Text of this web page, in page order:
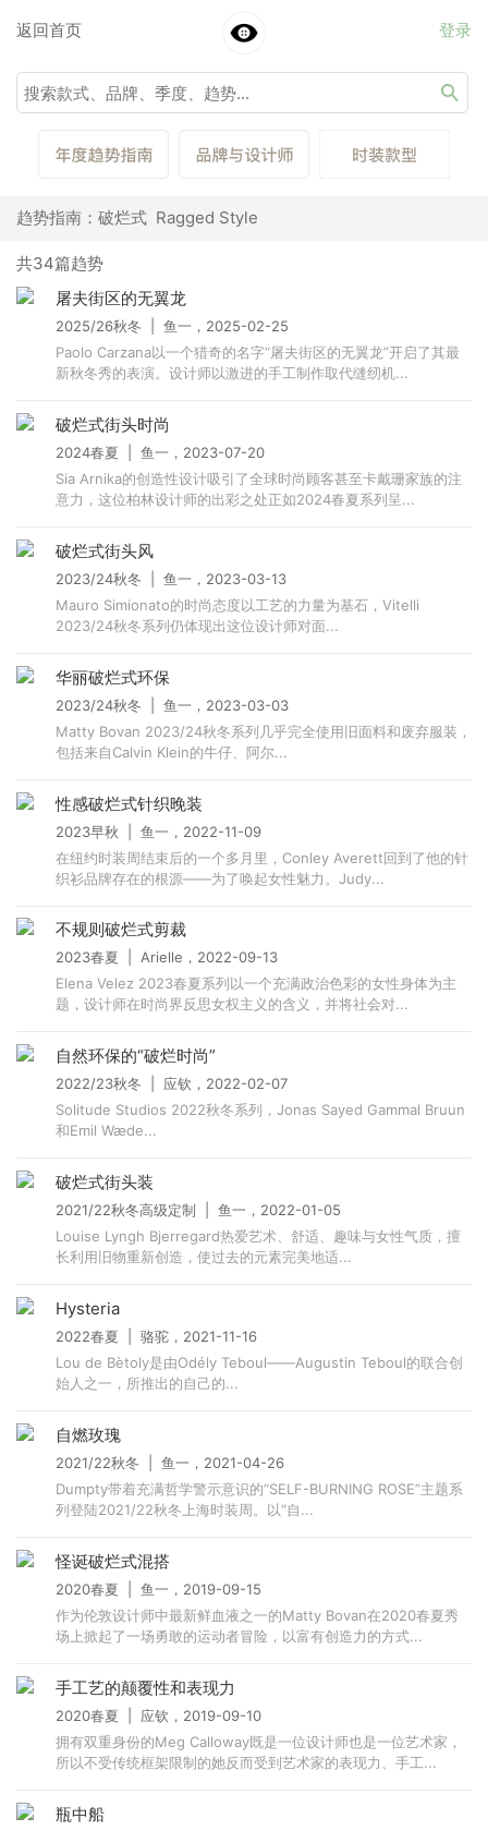
返回首页 登录
趋势指南：破烂式 Ragged Style
共34篇趋势
屠夫街区的无翼龙
2025/26秋冬 | 鱼一，2025-02-25
Paolo Carzana以一个猎奇的名字“屠夫街区的无翼龙”开启了其最
新秋冬秀的表演。设计师以激进的手工制作取代缝纫机...
破烂式街头时尚
2024春夏 | 鱼一，2023-07-20
Sia Arnika的创造性设计吸引了全球时尚顾客甚至卡戴珊家族的注
意力，这位柏林设计师的出彩之处正如2024春夏系列呈...
破烂式街头风
2023/24秋冬 | 鱼一，2023-03-13
Mauro Simionato的时尚态度以工艺的力量为基石，Vitelli
2023/24秋冬系列仍体现出这位设计师对面...
华丽破烂式环保
2023/24秋冬 | 鱼一，2023-03-03
Matty Bovan 2023/24秋冬系列几乎完全使用旧面料和废弃服装，
包括来自Calvin Klein的牛仔、阿尔...
性感破烂式针织晚装
2023早秋 | 鱼一，2022-11-09
在纽约时装周结束后的一个多月里，Conley Averett回到了他的针
织衫品牌存在的根源——为了唤起女性魅力。Judy...
不规则破烂式剪裁
2023春夏 | Arielle，2022-09-13
Elena Velez 2023春夏系列以一个充满政治色彩的女性身体为主
题，设计师在时尚界反思女权主义的含义，并将社会对...
自然环保的“破烂时尚”
2022/23秋冬 | 应钦，2022-02-07
Solitude Studios 2022秋冬系列，Jonas Sayed Gammal Bruun
和Emil Wæde...
破烂式街头装
2021/22秋冬高级定制 | 鱼一，2022-01-05
Louise Lyngh Bjerregard热爱艺术、舒适、趣味与女性气质，擅
长利用旧物重新创造，使过去的元素完美地适...
Hysteria
2022春夏 | 骆驼，2021-11-16
Lou de Bètoly是由Odély Teboul——Augustin Teboul的联合创
始人之一，所推出的自己的...
自燃玫瑰
2021/22秋冬 | 鱼一，2021-04-26
Dumpty带着充满哲学警示意识的“SELF-BURNING ROSE”主题系
列登陆2021/22秋冬上海时装周。以“自...
怪诞破烂式混搭
2020春夏 | 鱼一，2019-09-15
作为伦敦设计师中最新鲜血液之一的Matty Bovan在2020春夏秀
场上掀起了一场勇敢的运动者冒险，以富有创造力的方式...
手工艺的颠覆性和表现力
2020春夏 | 应钦，2019-09-10
拥有双重身份的Meg Calloway既是一位设计师也是一位艺术家，
所以不受传统框架限制的她反而受到艺术家的表现力、手工...
瓶中船